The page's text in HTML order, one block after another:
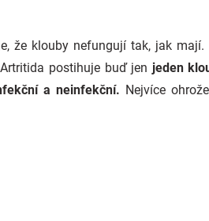
že klouby nefungují tak, jak
postihuje buď jen jeden
a neinfekční. Nejvíce